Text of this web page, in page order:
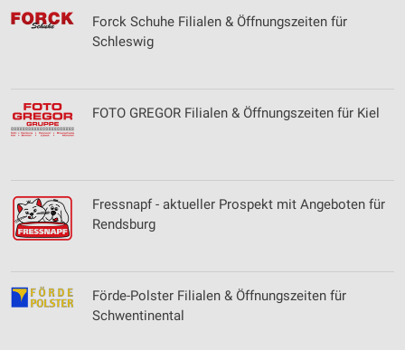
Forck Schuhe Filialen & Öffnungszeiten für
Schleswig
FOTO GREGOR Filialen & Öffnungszeiten für Kiel
Fressnapf - aktueller Prospekt mit Angeboten für
Rendsburg
Förde-Polster Filialen & Öffnungszeiten für
Schwentinental